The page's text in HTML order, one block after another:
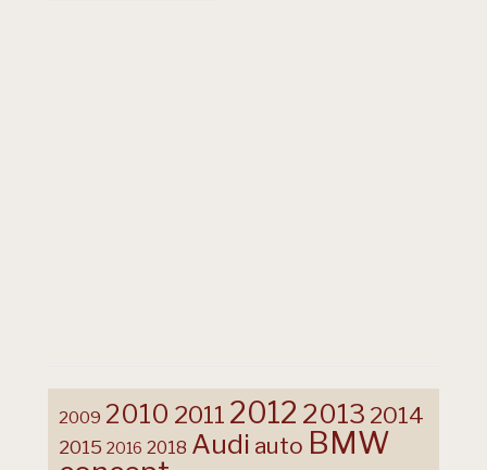
2009 2010 2011 2012 2013 2014
2015 2016 2018 Audi auto BMW